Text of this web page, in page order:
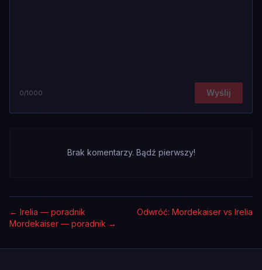
0/1000 Wyślij
Brak komentarzy. Bądź pierwszy!
← Irelia — poradnik
Odwróć: Mordekaiser vs Irelia
Mordekaiser — poradnik →